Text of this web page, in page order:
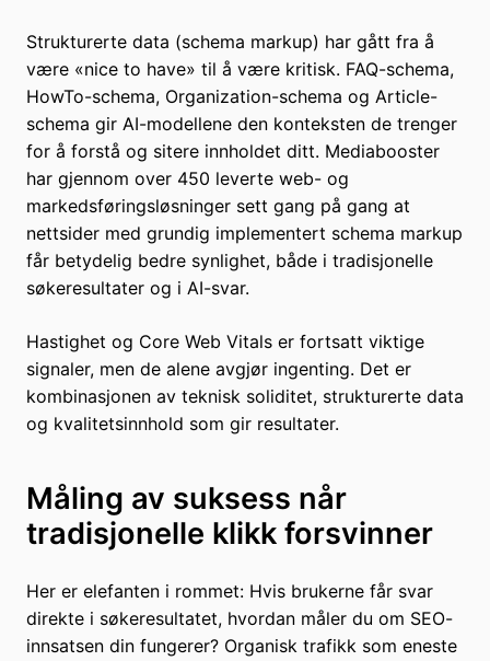
Strukturerte data (schema markup) har gått fra å
være «nice to have» til å være kritisk. FAQ-schema,
HowTo-schema, Organization-schema og Article-
schema gir AI-modellene den konteksten de trenger
for å forstå og sitere innholdet ditt. Mediabooster
har gjennom over 450 leverte web- og
markedsføringsløsninger sett gang på gang at
nettsider med grundig implementert schema markup
får betydelig bedre synlighet, både i tradisjonelle
søkeresultater og i AI-svar.
Hastighet og Core Web Vitals er fortsatt viktige
signaler, men de alene avgjør ingenting. Det er
kombinasjonen av teknisk soliditet, strukturerte data
og kvalitetsinnhold som gir resultater.
Måling av suksess når
tradisjonelle klikk forsvinner
Her er elefanten i rommet: Hvis brukerne får svar
direkte i søkeresultatet, hvordan måler du om SEO-
innsatsen din fungerer? Organisk trafikk som eneste